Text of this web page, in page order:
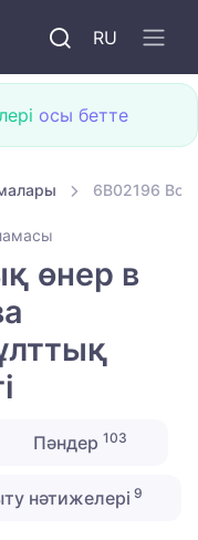
RU
осы бетте
6B02196
өнер в
Пәндер 103
нәтижелері 9